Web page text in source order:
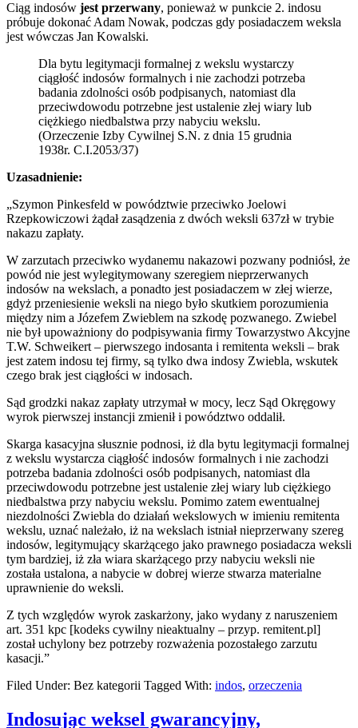
Ciąg indosów jest przerwany, ponieważ w punkcie 2. indosu
próbuje dokonać Adam Nowak, podczas gdy posiadaczem weksla
jest wówczas Jan Kowalski.
Dla bytu legitymacji formalnej z wekslu wystarczy
ciągłość indosów formalnych i nie zachodzi potrzeba
badania zdolności osób podpisanych, natomiast dla
przeciwdowodu potrzebne jest ustalenie złej wiary lub
ciężkiego niedbalstwa przy nabyciu wekslu.
(Orzeczenie Izby Cywilnej S.N. z dnia 15 grudnia
1938r. C.I.2053/37)
Uzasadnienie:
„Szymon Pinkesfeld w powództwie przeciwko Joelowi
Rzepkowiczowi żądał zasądzenia z dwóch weksli 637zł w trybie
nakazu zapłaty.
W zarzutach przeciwko wydanemu nakazowi pozwany podniósł, że
powód nie jest wylegitymowany szeregiem nieprzerwanych
indosów na wekslach, a ponadto jest posiadaczem w złej wierze,
gdyż przeniesienie weksli na niego było skutkiem porozumienia
między nim a Józefem Zwieblem na szkodę pozwanego. Zwiebel
nie był upoważniony do podpisywania firmy Towarzystwo Akcyjne
T.W. Schweikert – pierwszego indosanta i remitenta weksli – brak
jest zatem indosu tej firmy, są tylko dwa indosy Zwiebla, wskutek
czego brak jest ciągłości w indosach.
Sąd grodzki nakaz zapłaty utrzymał w mocy, lecz Sąd Okręgowy
wyrok pierwszej instancji zmienił i powództwo oddalił.
Skarga kasacyjna słusznie podnosi, iż dla bytu legitymacji formalnej
z wekslu wystarcza ciągłość indosów formalnych i nie zachodzi
potrzeba badania zdolności osób podpisanych, natomiast dla
przeciwdowodu potrzebne jest ustalenie złej wiary lub ciężkiego
niedbalstwa przy nabyciu wekslu. Pomimo zatem ewentualnej
niezdolności Zwiebla do działań wekslowych w imieniu remitenta
wekslu, uznać należało, iż na wekslach istniał nieprzerwany szereg
indosów, legitymujący skarżącego jako prawnego posiadacza weksli
tym bardziej, iż zła wiara skarżącego przy nabyciu weksli nie
została ustalona, a nabycie w dobrej wierze stwarza materialne
uprawnienie do weksli.
Z tych względów wyrok zaskarżony, jako wydany z naruszeniem
art. 351 kpc [kodeks cywilny nieaktualny – przyp. remitent.pl]
został uchylony bez potrzeby rozważenia pozostałego zarzutu
kasacji.”
Filed Under: Bez kategorii Tagged With: indos, orzeczenia
Indosując weksel gwarancyjny,